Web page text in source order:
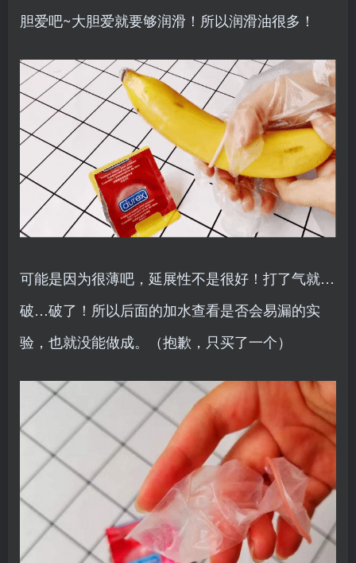
胆爱吧~大胆爱就要够润滑！所以润滑油很多！
可能是因为很薄吧，延展性不是很好！打了气就…
破…破了！所以后面的加水查看是否会易漏的实
验，也就没能做成。（抱歉，只买了一个）